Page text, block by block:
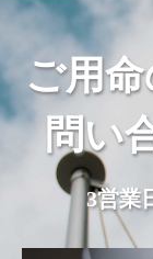
ご用
問い
3営業